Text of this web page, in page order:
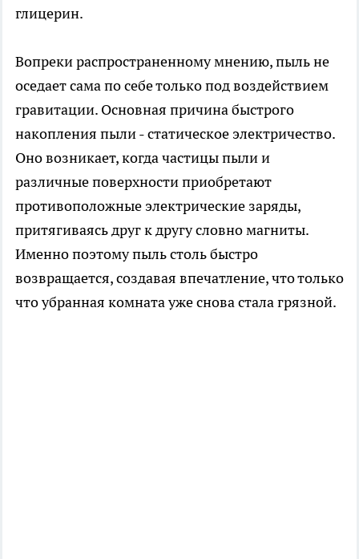
глицерин.
Вопреки распространенному мнению, пыль не
оседает сама по себе только под воздействием
гравитации. Основная причина быстрого
накопления пыли - статическое электричество.
Оно возникает, когда частицы пыли и
различные поверхности приобретают
противоположные электрические заряды,
притягиваясь друг к другу словно магниты.
Именно поэтому пыль столь быстро
возвращается, создавая впечатление, что только
что убранная комната уже снова стала грязной.